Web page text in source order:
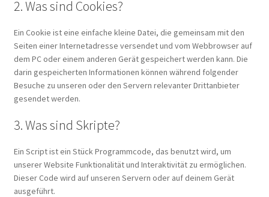
Über uns
Unsere Meteorologen persönlich für Sie
Wetter Navigation Software SEAMAN PRO
2. Was sind Cookies?
Ein Cookie ist eine einfache kleine Datei, die gemeinsam mit den
Seiten einer Internetadresse versendet und vom Webbrowser auf
dem PC oder einem anderen Gerät gespeichert werden kann. Die
darin gespeicherten Informationen können während folgender
Besuche zu unseren oder den Servern relevanter Drittanbieter
gesendet werden.
3. Was sind Skripte?
Ein Script ist ein Stück Programmcode, das benutzt wird, um
unserer Website Funktionalität und Interaktivität zu ermöglichen.
Dieser Code wird auf unseren Servern oder auf deinem Gerät
ausgeführt.